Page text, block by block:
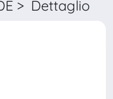
> Dettaglio